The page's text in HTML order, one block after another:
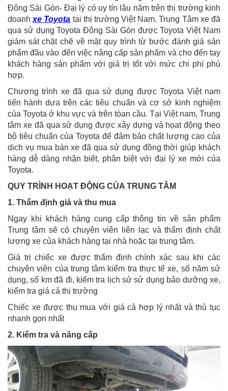
Đông Sài Gòn- Đại lý có uy tín lâu năm trên thị trường kinh
doanhxe Toyota tại thị trường Việt Nam. Trung Tâm xe đã
qua sử dụng Toyota Đông Sài Gòn được Toyota Việt Nam
giám sát chặt chẽ về mặt quy trình từ bước đánh giá sản
phẩm đầu vào đến việc nâng cấp sản phẩm và cho đến tay
khách hàng sản phẩm với giá trị tốt với mức chi phí phù
hợp.
Chương trình xe đã qua sử dụng được Toyota Việt nam
tiến hành dựa trên các tiêu chuẩn và cơ sở kinh nghiệm
của Toyota ở khu vực và trên tòan cầu. Tại Việt nam, Trung
tâm xe đã qua sử dụng được xây dựng và họat động theo
bộ tiêu chuẩn của Toyota để đảm bảo chất lượng cao của
dịch vụ mua bán xe đã qua sử dụng đồng thời giúp khách
hàng dễ dàng nhận biết, phân biệt với đại lý xe mới của
Toyota.
QUY TRÌNH HOẠT ĐỘNG CỦA TRUNG TÂM
1. Thẩm định giá và thu mua
Ngay khi khách hàng cung cấp thông tin về sản phẩm
Trung tâm sẽ có chuyên viên liên lạc và thẩm định chất
lượng xe của khách hàng tại nhà hoặc tại trung tâm.
Giá trị chiếc xe được thẩm định chính xác sau khi các
chuyên viên của trung tâm kiểm tra thực tế xe, số năm sử
dụng, số km đã đi, kiểm tra lịch sử sử dụng bảo dưỡng xe,
kiểm tra giá cả thị trường
Chiếc xe được thu mua với giá cả hợp lý nhất và thủ tục
nhanh gọn nhất
2. Kiểm tra và nâng cấp